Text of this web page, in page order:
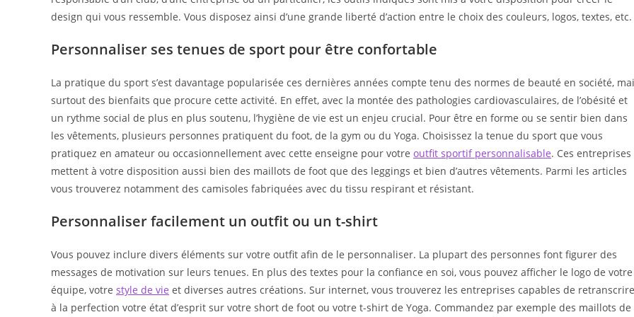
design qui vous ressemble. Vous disposez ainsi d’une grande liberté d’action entre le choix des couleurs, logos, textes, etc.
Personnaliser ses tenues de sport pour être confortable
La pratique du sport s’est davantage popularisée ces dernières années compte tenu des normes de beauté en société,
surtout des bienfaits que procure cette activité. En effet, avec la montée des pathologies cardiovasculaires, de l’obésité et
un rythme social de plus en plus soutenu, l’hygiène de vie est un enjeu crucial. Pour être en forme ou se sentir bien dans
les vêtements, plusieurs personnes pratiquent du foot, de la gym ou du Yoga. Choisissez la tenue du sport que vous
pratiquez en amateur ou occasionnellement avec cette enseigne pour votre outfit sportif personnalisable. Ces entreprises
mettent à votre disposition aussi bien des maillots de foot que des leggings et bien d’autres vêtements. Parmi les articles
vous trouverez notamment des camisoles fabriquées avec du tissu respirant et résistant.
Personnaliser facilement un outfit ou un t-shirt
Vous pouvez inclure divers éléments sur votre outfit afin de le personnaliser. La plupart des personnes font figurer des
messages de motivation sur leurs tenues. En plus des textes pour la confiance en soi, vous pouvez afficher le logo de votre
équipe, votre style de vie et diverses autres créations. Sur internet, vous trouverez les entreprises capables de retranscrire
à la perfection votre état d’esprit sur votre short de foot ou votre t-shirt de Yoga. Commandez par exemple des maillots de